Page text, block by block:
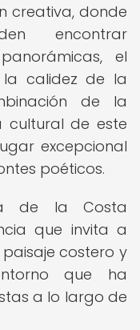
creativa, donde
encontrar
el
calidez de la
de la
cultural de este
excepcional
poéticos.
de la Costa
que invita a
costero y
que ha
a lo largo de